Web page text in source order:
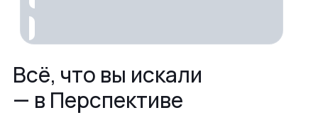
Всё, что вы искали
— в Перспективе